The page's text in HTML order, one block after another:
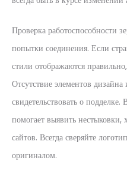
Проверка работоспособности
попытки соединения. Если
стили отображаются
Отсутствие элементов
свидетельствовать о
помогает выявить
сайтов. Всегда сверяйте
оригиналом.